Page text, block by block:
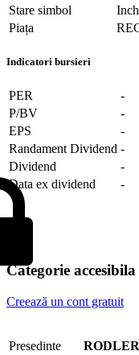
Stare simbol
Piața
Indicatori bursieri
PER
-
P/BV
-
EPS
-
Randament Dividend -
Dividend
-
Data ex dividend
-
Categorie
Creează un cont gratuit
Presedinte